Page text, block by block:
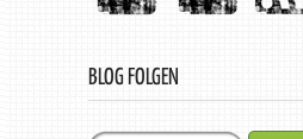
BLOG FOLGEN